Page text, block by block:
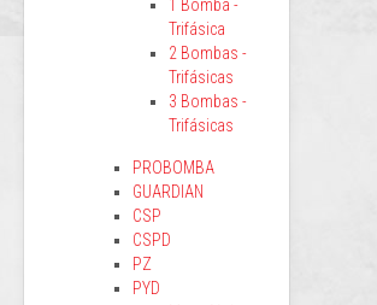
1 Bomba -
Trifásica
2 Bombas -
Trifásicas
3 Bombas -
Trifásicas
PROBOMBA
GUARDIAN
CSP
CSPD
PZ
PYD